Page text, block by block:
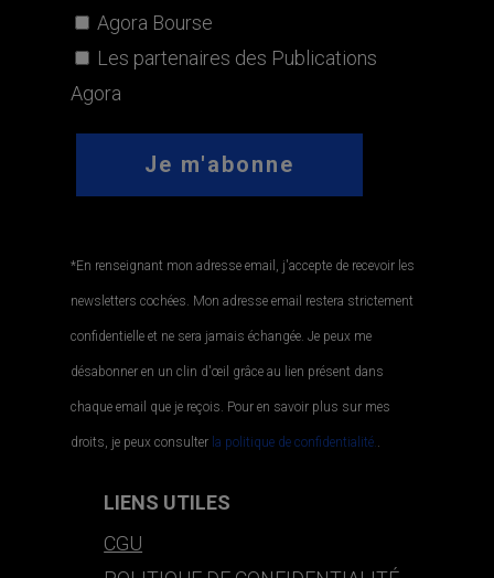
Agora Bourse
Les partenaires des Publications
Agora
*En renseignant mon adresse email, j'accepte de recevoir les
newsletters cochées. Mon adresse email restera strictement
confidentielle et ne sera jamais échangée. Je peux me
désabonner en un clin d'œil grâce au lien présent dans
chaque email que je reçois. Pour en savoir plus sur mes
droits, je peux consulter la politique de confidentialité..
LIENS UTILES
CGU